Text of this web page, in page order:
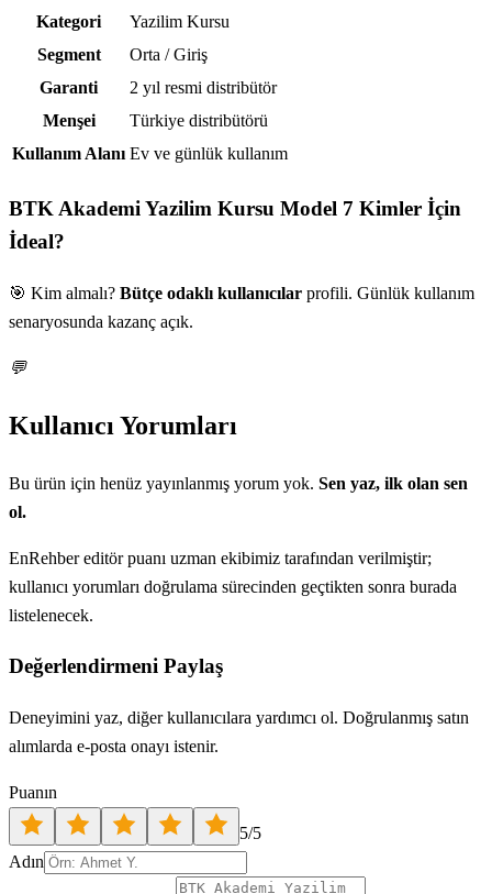
Kategori
Yazilim Kursu
Segment
Orta / Giriş
Garanti
2 yıl resmi distribütör
Menşei
Türkiye distribütörü
Kullanım Alanı Ev ve günlük kullanım
BTK Akademi Yazilim Kursu Model 7 Kimler İçin
İdeal?
🎯 Kim almalı? Bütçe odaklı kullanıcılar profili. Günlük kullanım
senaryosunda kazanç açık.
💬
Kullanıcı Yorumları
Bu ürün için henüz yayınlanmış yorum yok. Sen yaz, ilk olan sen
ol.
EnRehber editör puanı uzman ekibimiz tarafından verilmiştir;
kullanıcı yorumları doğrulama sürecinden geçtikten sonra burada
listelenecek.
Değerlendirmeni Paylaş
Deneyimini yaz, diğer kullanıcılara yardımcı ol. Doğrulanmış satın
alımlarda e-posta onayı istenir.
Puanın
5/5
Adın